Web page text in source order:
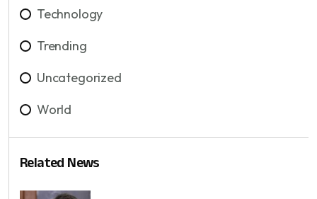
Technology
Trending
Uncategorized
World
Related News